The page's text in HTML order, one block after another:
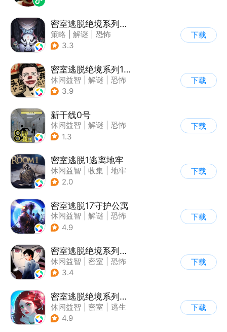
密室逃脱绝境系列8酒店惊魂
策略 解谜
恐怖
| 密室逃脱
3.3
下载
密室逃脱绝境系列11游乐园
休闲益智 解谜
恐怖
| 密室逃脱
3.9
下载
新干线0号
休闲益智 解谜
恐怖
| 写实
1.3
下载
密室逃脱1逃离地牢
休闲益智 收集
地牢
| 密室逃脱
2.0
下载
密室逃脱17守护公寓
休闲益智 解谜
恐怖
| 密室逃脱
4.9
下载
密室逃脱绝境系列9无人医院
休闲益智 密室
恐怖
| 密室逃脱
3.4
下载
密室逃脱绝境系列4迷失森林
休闲益智 密室
逃生
| 密室逃脱
4.9
下载